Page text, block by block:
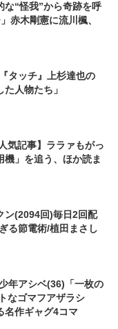
な“怪我”から奇跡を呼
赤木剛憲に流川楓、
タッチ』上杉達也の
人物たち」
気記事】ララァもがっ
」を追う、ほか読ま
ン(2094回)毎日2回配
る節電術/植田まさし
年アシベ(36)「一枚の
なゴマフアザラシ
名作ギャグ4コマ